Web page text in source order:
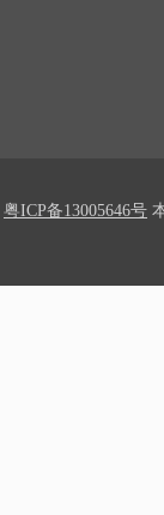
粤ICP备13005646号